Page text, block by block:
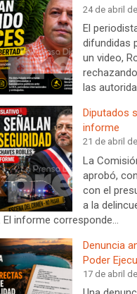
24 de abril
El
difundidas
un video,
las
Diputados
informe
21 de abril
La
aprobó,
con el
a la
El informe corresponde…
Denuncia
Poder
17 de abril